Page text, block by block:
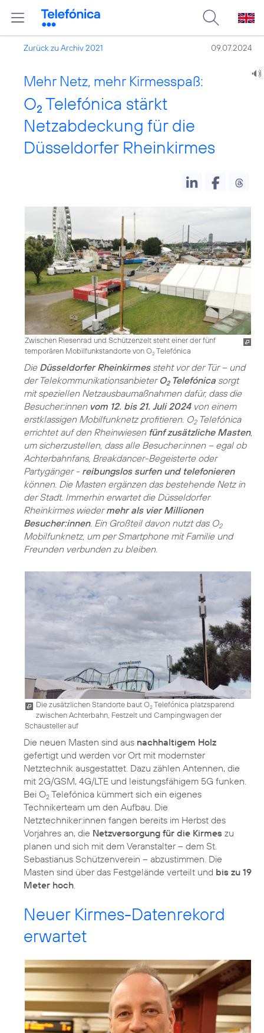
Zurück zu Archiv 2021 09.07.2024
Mehr Netz, mehr Kirmesspaß:
O2 Telefónica stärkt
Netzabdeckung für die
Düsseldorfer Rheinkirmes
Zwischen Riesenrad und Schützenzelt steht einer der fünf
temporären Mobilfunkstandorte von O2Telefónica
Die Düsseldorfer Rheinkirmessteht vor der Tür – und
der Telekommunikationsanbieter O2Telefónica sorgt
mit speziellen Netzausbaumaßnahmen dafür, dass die
Besucher:innen vom 12. bis 21. Juli 2024von einem
erstklassigen Mobilfunknetz profitieren. O2Telefónica
errichtet auf den Rheinwiesen fünf zusätzliche Masten,
um sicherzustellen, dass alle Besucher:innen – egal ob
Achterbahnfans, Breakdancer-Begeisterte oder
Partygänger - reibungslos surfen und telefonieren
können. Die Masten ergänzen das bestehende Netz in
der Stadt. Immerhin erwartet die Düsseldorfer
Rheinkirmes wiedermehr als vier Millionen
Besucher:innen. Ein Großteil davon nutzt das O2
Mobilfunknetz, um per Smartphone mit Familie und
Freunden verbunden zu bleiben.
Die zusätzlichen Standorte baut O2Telefónica platzsparend
zwischen Achterbahn, Festzelt und Campingwagen der
Schausteller auf
Die neuen Masten sind aus nachhaltigem Holz
gefertigt und werden vor Ort mit modernster
Netztechnik ausgestattet. Dazu zählen Antennen, die
mit 2G/GSM, 4G/LTE und leistungsfähigem 5G funken.
Bei O2 Telefónica kümmert sich ein eigenes
Technikerteam um den Aufbau. Die
Netztechniker:innen fangen bereits im Herbst des
Vorjahres an, die Netzversorgung für die Kirmes zu
planen und sich mit dem Veranstalter – dem St.
Sebastianus Schützenverein – abzustimmen. Die
Masten sind über das Festgelände verteilt und bis zu 19
Meter hoch.
Neuer Kirmes-Datenrekord
erwartet